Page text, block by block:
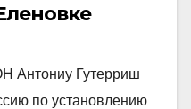
Антониу Гутерриш
по установлению